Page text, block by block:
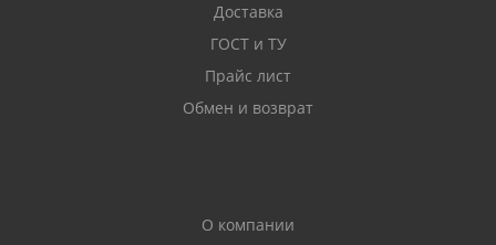
Доставка
ГОСТ и ТУ
Прайс лист
Обмен и возврат
О компании